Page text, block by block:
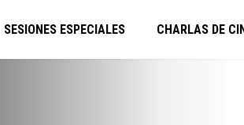
SESIONES ESPECIALES CHARLAS DE